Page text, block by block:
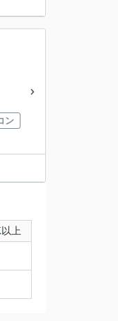
ン
上